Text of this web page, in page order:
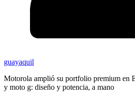
guayaquil
Motorola amplió su portfolio premium en
y moto g: diseño y potencia, a mano